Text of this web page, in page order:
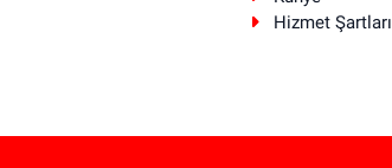
Hizmet Şartları